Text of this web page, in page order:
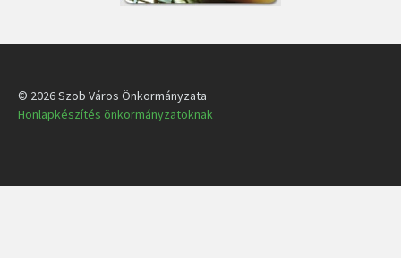
© 2026 Szob Város Önkormányzata
Honlapkészítés önkormányzatoknak